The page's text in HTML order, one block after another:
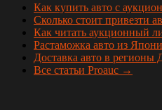
Как купить авто с
Сколько стоит привезти
Как читать аукционный
Растаможка авто из
Доставка авто в регионы
Все статьи Proauc →